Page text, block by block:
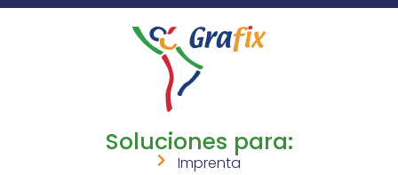
Soluciones para:
Imprenta